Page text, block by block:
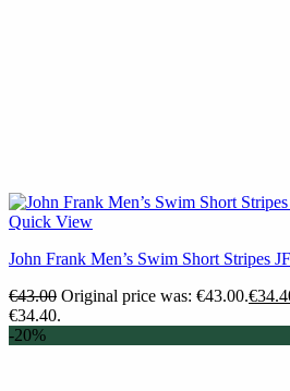
Quick View
John Frank Men’s Swim Short Stripes
€43.00 Original price was: €43.00.€
€34.40.
-20%